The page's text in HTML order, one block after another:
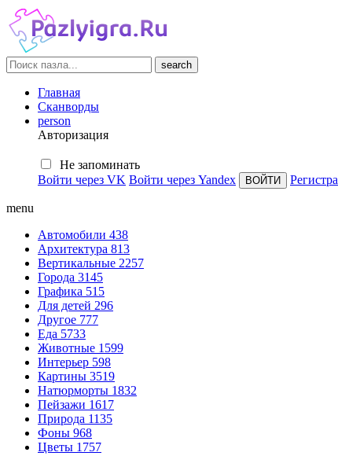
search
Главная
Сканворды
person
Авторизация
Не запоминать
Войти через VK Войти через Yandex
menu
Автомобили 438
Архитектура 813
Вертикальные 2257
Города 3145
Графика 515
Для детей 296
Другое 777
Еда 5733
Животные 1599
Интерьер 598
Картины 3519
Натюрморты 1832
Пейзажи 1617
Природа 1135
Фоны 968
Цветы 1757